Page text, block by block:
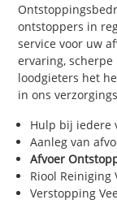
ontstoppers in
service voor uw
ervaring,
loodgieters het
in ons
Hulp bij iedere
Aanleg van
Afvoer
Riool Reiniging
Verstopping